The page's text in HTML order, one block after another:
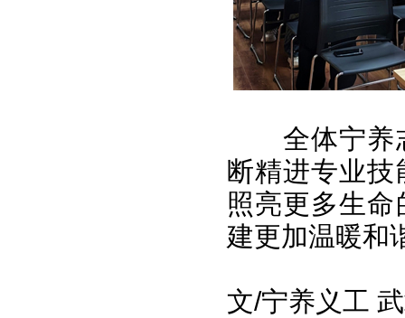
全体宁养
断精进专业
照亮更多生
建更加温暖和
文/宁养义工